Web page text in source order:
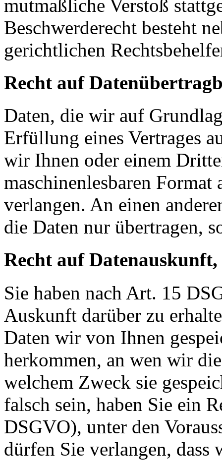
mutmaßliche Verstoß
Beschwerderecht besteht
gerichtlichen
Recht auf
Daten, die wir auf
Erfüllung eines Vertrages
wir Ihnen oder einem
maschinenlesbaren Format
verlangen. An einen
die Daten nur übertragen,
Recht auf
Sie haben nach Art. 15
Auskunft darüber zu
Daten wir von Ihnen
herkommen, an wen wir
welchem Zweck sie
falsch sein, haben Sie ein
DSGVO), unter den
dürfen Sie verlangen, dass